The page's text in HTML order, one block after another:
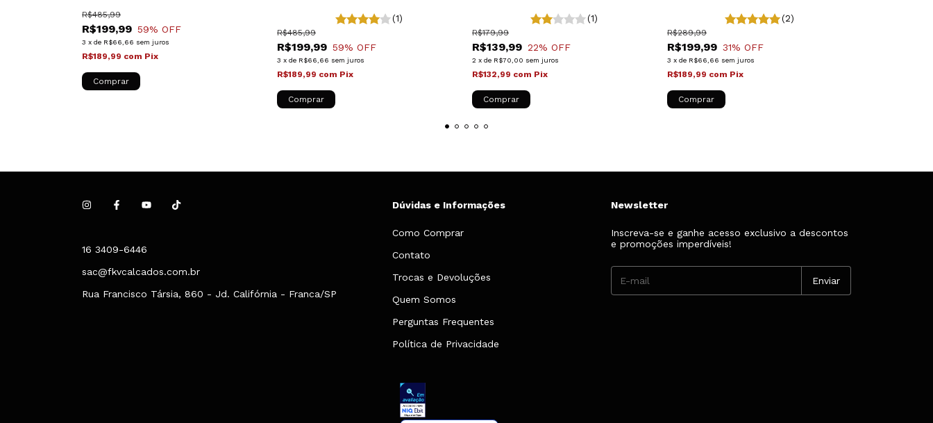
R$199,99
R$485,99
59% OFF
3 x de R$66,66 sem juros
R$189,99 com Pix
Comprar
(1)
R$199,99
R$485,99
59% OFF
3 x de R$66,66 sem juros
R$189,99 com Pix
Comprar
(1)
R$139,99
R$179,99
22% OFF
2 x de R$70,00 sem juros
R$132,99 com Pix
Comprar
(2)
R$199,99
R$289,99
31% OFF
3 x de R$66,66 sem juros
R$189,99 com Pix
Comprar
16 3409-6446
sac@fkvcalcados.com.br
Rua Francisco Társia, 860 - Jd. Califórnia - Franca/SP
Dúvidas e Informações
Como Comprar
Contato
Trocas e Devoluções
Quem Somos
Perguntas Frequentes
Política de Privacidade
Newsletter
Inscreva-se e ganhe acesso exclusivo a descontos
e promoções imperdíveis!